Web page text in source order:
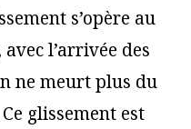
s’opère au
l’arrivée des
ne meurt plus du
glissement est